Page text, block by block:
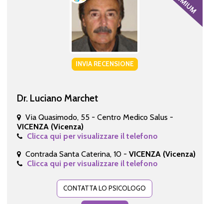
INVIA RECENSIONE
Dr. Luciano Marchet
Via Quasimodo, 55 - Centro Medico Salus -
VICENZA (Vicenza)
Clicca qui per visualizzare il telefono
Contrada Santa Caterina, 10 - VICENZA (Vicenza)
Clicca qui per visualizzare il telefono
CONTATTA LO PSICOLOGO